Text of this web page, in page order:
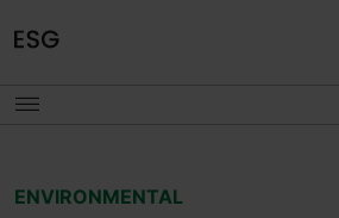
ENVIRONMENTAL